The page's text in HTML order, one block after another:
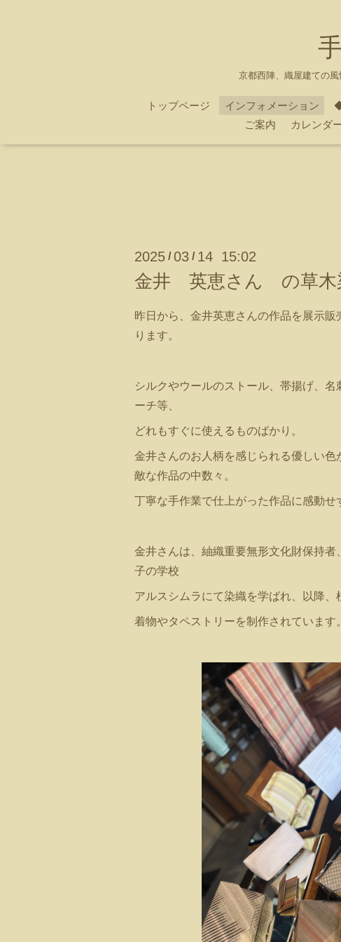
京都西陣、織屋建ての
トップページ インフォメーション
ご案内
カレンダ
2025 /03 / 14 15:02
金井 英恵さん の草木
昨日から、金井英恵さんの作品を展示販
ります。
シルクやウールのストール、帯揚げ、名
ーチ等、
どれもすぐに使えるものばかり。
金井さんのお人柄を感じられる優しい色
敵な作品の中数々。
丁寧な手作業で仕上がった作品に感動せ
金井さんは、紬織重要無形文化財保持者
子の学校
アルスシムラにて染織を学ばれ、以降、
着物やタペストリーを制作されています。